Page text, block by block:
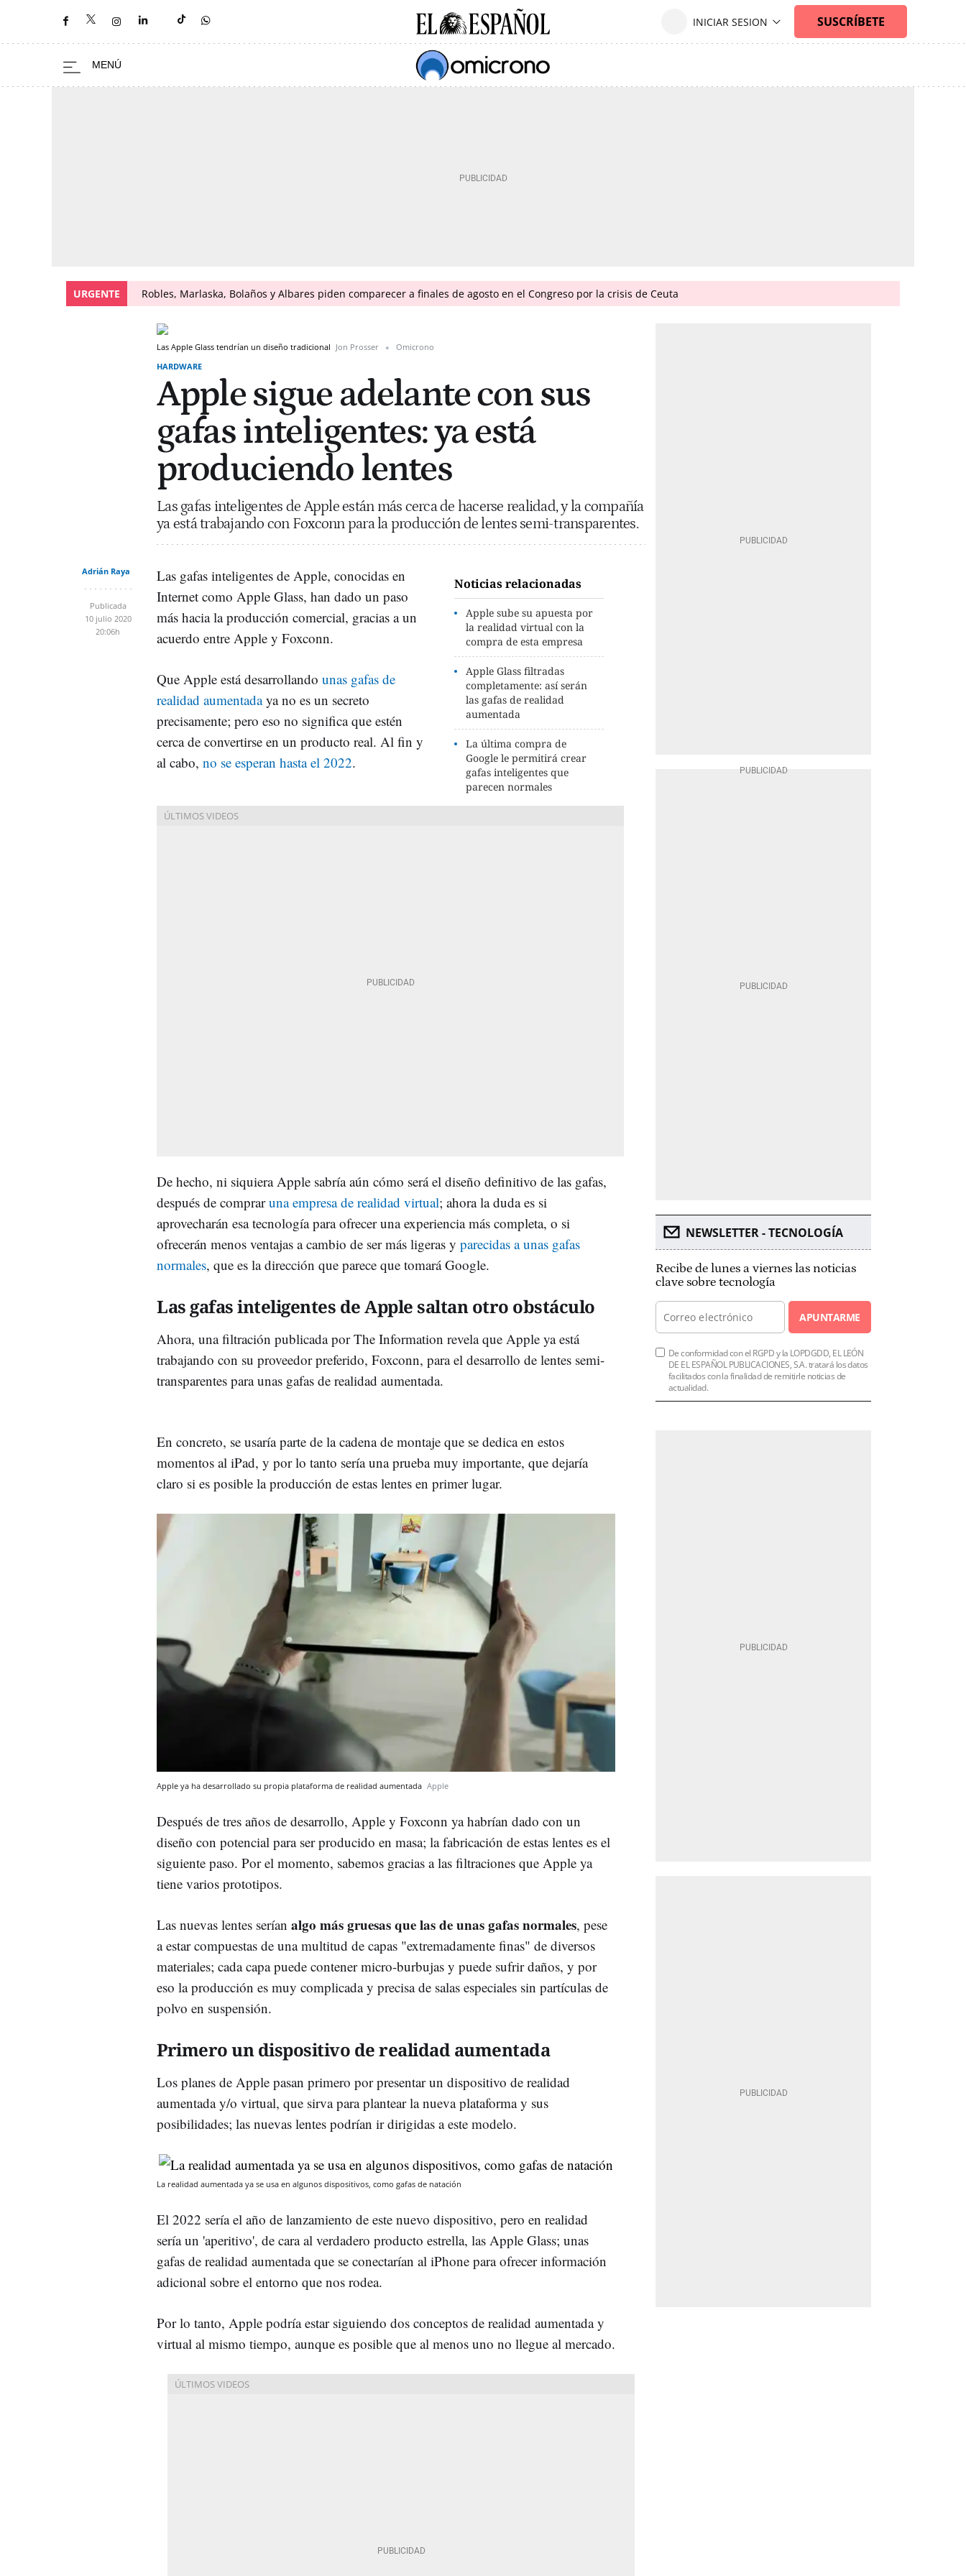
URGENTE Robles, Marlaska, Bolaños y Albares piden comparecer a finales de agosto en el Congreso por la crisis de Ceuta
Las Apple Glass tendrían un diseño tradicional Jon Prosser
Omicrono
HARDWARE
Apple sigue adelante con sus
gafas inteligentes: ya está
produciendo lentes
Las gafas inteligentes de Apple están más cerca de hacerse realidad, y la compañía
ya está trabajando con Foxconn para la producción de lentes semi-transparentes.
Adrián Raya
Publicada
10 julio 2020
20:06h
Noticias relacionadas
Apple sube su apuesta por
la realidad virtual con la
compra de esta empresa
Apple Glass filtradas
completamente: así serán
las gafas de realidad
aumentada
La última compra de
Google le permitirá crear
gafas inteligentes que
parecen normales
Las gafas inteligentes de Apple, conocidas en
Internet como Apple Glass, han dado un paso
más hacia la producción comercial, gracias a un
acuerdo entre Apple y Foxconn.
Que Apple está desarrollando unas gafas de
realidad aumentadaya no es un secreto
precisamente; pero eso no significa que estén
cerca de convertirse en un producto real. Al fin y
al cabo, no se esperan hasta el 2022.
De hecho, ni siquiera Apple sabría aún cómo será el diseño definitivo de las gafas,
después de compraruna empresa de realidad virtual; ahora la duda es si
aprovecharán esa tecnología para ofrecer una experiencia más completa, o si
ofrecerán menos ventajas a cambio de ser más ligeras y parecidas a unas gafas
normales, que es la dirección que parece que tomará Google.
Las gafas inteligentes de Apple saltan otro obstáculo
Ahora, una filtración publicada por The Information revela que Apple ya está
trabajando con su proveedor preferido, Foxconn, para el desarrollo de lentes semi-
transparentes para unas gafas de realidad aumentada.
En concreto, se usaría parte de la cadena de montaje que se dedica en estos
momentos al iPad, y por lo tanto sería una prueba muy importante, que dejaría
claro si es posible la producción de estas lentes en primer lugar.
Apple ya ha desarrollado su propia plataforma de realidad aumentada Apple
Después de tres años de desarrollo, Apple y Foxconn ya habrían dado con un
diseño con potencial para ser producido en masa; la fabricación de estas lentes es el
siguiente paso. Por el momento, sabemos gracias a las filtraciones que Apple ya
tiene varios prototipos.
Las nuevas lentes serían algo más gruesas que las de unas gafas normales, pese
a estar compuestas de una multitud de capas "extremadamente finas" de diversos
materiales; cada capa puede contener micro-burbujas y puede sufrir daños, y por
eso la producción es muy complicada y precisa de salas especiales sin partículas de
polvo en suspensión.
Primero un dispositivo de realidad aumentada
Los planes de Apple pasan primero por presentar un dispositivo de realidad
aumentada y/o virtual, que sirva para plantear la nueva plataforma y sus
posibilidades; las nuevas lentes podrían ir dirigidas a este modelo.
La realidad aumentada ya se usa en algunos dispositivos, como gafas de natación
El 2022 sería el año de lanzamiento de este nuevo dispositivo, pero en realidad
sería un 'aperitivo', de cara al verdadero producto estrella, las Apple Glass; unas
gafas de realidad aumentada que se conectarían al iPhone para ofrecer información
adicional sobre el entorno que nos rodea.
Por lo tanto, Apple podría estar siguiendo dos conceptos de realidad aumentada y
virtual al mismo tiempo, aunque es posible que al menos uno no llegue al mercado.
NEWSLETTER - TECNOLOGÍA
Recibe de lunes a viernes las noticias
clave sobre tecnología
APUNTARME
De conformidad con el RGPD y la LOPDGDD, EL LEÓN
DE EL ESPAÑOL PUBLICACIONES, S.A. tratará los datos
facilitados con la finalidad de remitirle noticias de
actualidad.